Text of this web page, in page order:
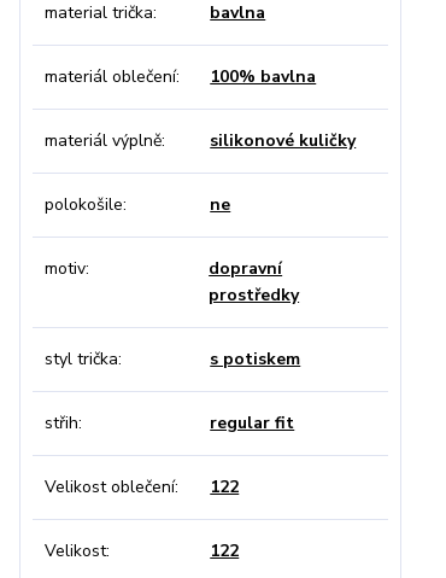
material trička bavlna
materiál oblečení 100% bavlna
materiál výplně silikonové kuličky
polokošile ne
motiv
dopravní
prostředky
styl trička s potiskem
střih regular fit
Velikost oblečení 122
Velikost 122